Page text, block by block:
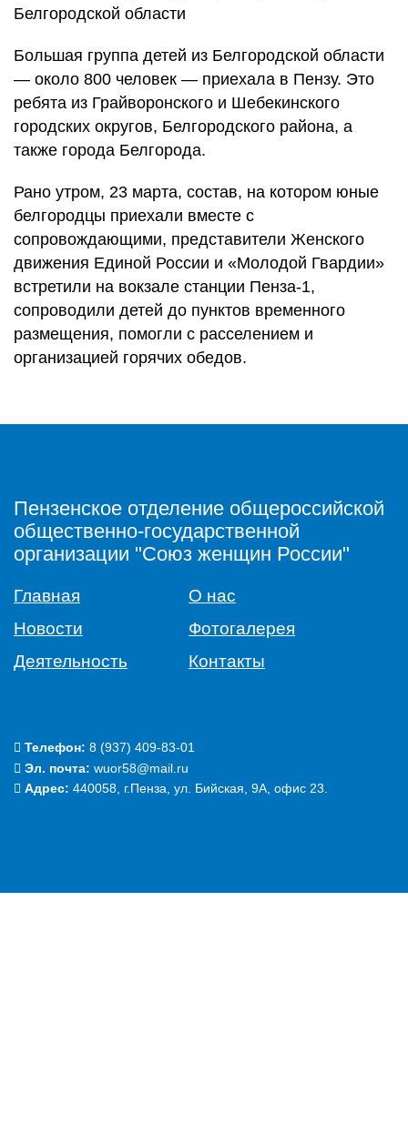
Белгородской области
Большая группа детей из Белгородской области
— около 800 человек — приехала в Пензу. Это
ребята из Грайворонского и Шебекинского
городских округов, Белгородского района, а
также города Белгорода.
Рано утром, 23 марта, состав, на котором юные
белгородцы приехали вместе с
сопровождающими, представители Женского
движения Единой России и «Молодой Гвардии»
встретили на вокзале станции Пенза-1,
сопроводили детей до пунктов временного
размещения, помогли с расселением и
организацией горячих обедов.
Пензенское отделение общероссийской
общественно-государственной
организации "Союз женщин России"
Главная
О нас
Новости
Фотогалерея
Деятельность
Контакты
Телефон: ‭8 (937) 409-83-01‬
Эл. почта: wuor58@mail.ru
Адрес: 440058, г.Пенза, ул. Бийская, 9А, офис 23.